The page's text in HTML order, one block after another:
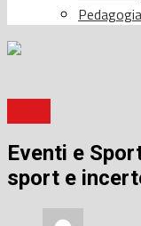
Eventi e
sport e